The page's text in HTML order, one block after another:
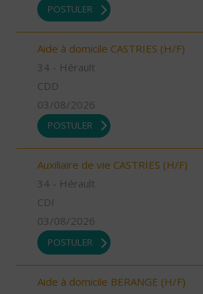
POSTULER
Aide à domicile CASTRIES (H/F)
34 - Hérault
CDD
03/08/2026
POSTULER
Auxiliaire de vie CASTRIES (H/F)
34 - Hérault
CDI
03/08/2026
POSTULER
Aide à domicile BERANGE (H/F)